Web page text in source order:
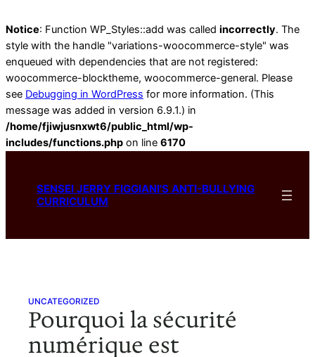
Notice: Function WP_Styles::add was called incorrectly. The
style with the handle "variations-woocommerce-style" was
enqueued with dependencies that are not registered:
woocommerce-blocktheme, woocommerce-general. Please
see Debugging in WordPress for more information. (This
message was added in version 6.9.1.) in
/home/fjiwjusnxwt6/public_html/wp-
includes/functions.php on line 6170
contentSENSEI JERRY FIGGIANI'S ANTI-BULLYING
CURRICULUM
UNCATEGORIZED
Pourquoi la sécurité
numérique est